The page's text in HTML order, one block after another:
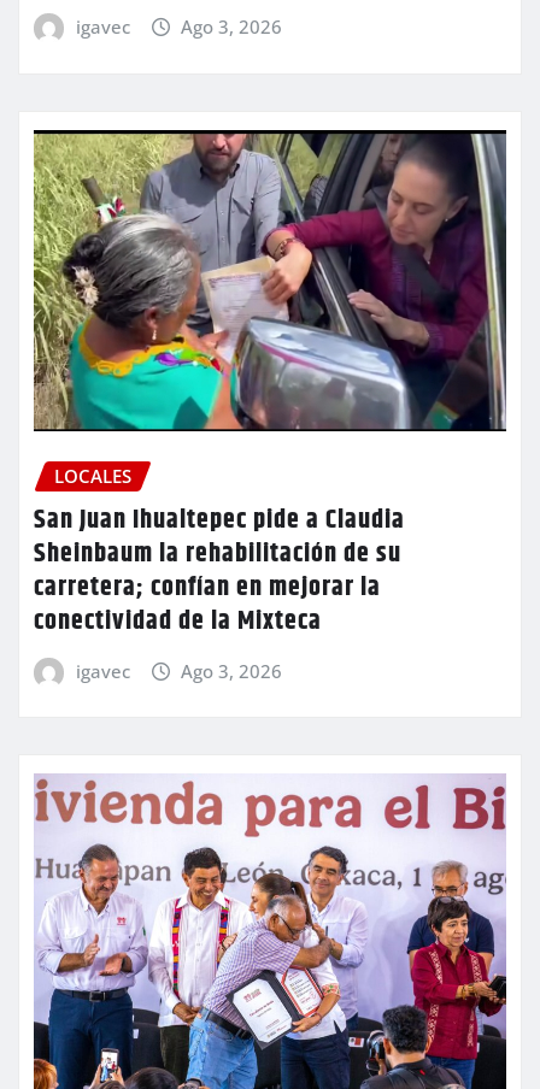
igavec Ago 3, 2026
LOCALES
San Juan Ihualtepec pide a Claudia
Sheinbaum la rehabilitación de su
carretera; confían en mejorar la
conectividad de la Mixteca
igavec Ago 3, 2026